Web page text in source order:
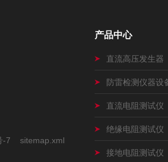
-7 sitemap.xml
产品中心
直流高压发生器
防雷检测仪器设
直流电阻测试仪
绝缘电阻测试仪
接地电阻测试仪